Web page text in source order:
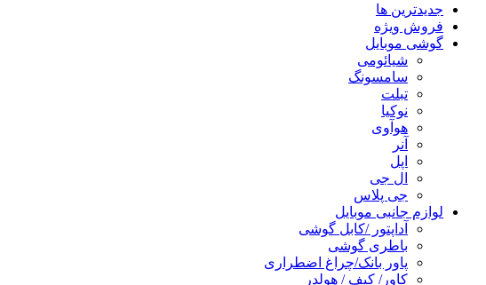
جدیدترین ها
فروش ویژه
گوشی موبایل
شیائومی
سامسونگ
تبلت
نوکیا
هوآوی
آنر
اپل
ال جی
جی پلاس
لوازم جانبی موبایل
آداپتور /کابل گوشی
باطری گوشی
پاور بانک/چراغ اضطراری
کاور/ کیف / هولدر